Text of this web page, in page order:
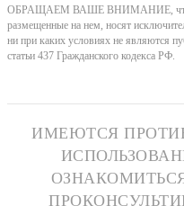
ОБРАЩАЕМ ВАШЕ ВНИМАНИЕ, что
размещенные на нем, носят
ни при каких условиях не являются
статьи 437 Гражданского кодекса РФ.
ИМЕЮТСЯ